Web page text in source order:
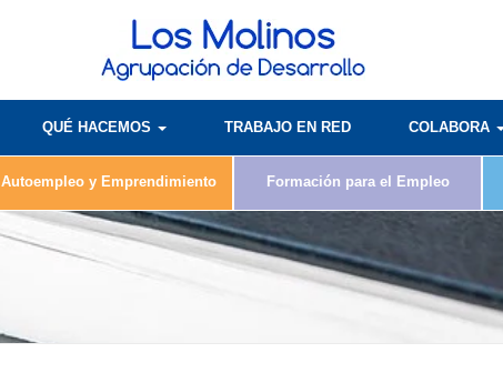
QUÉ HACEMOS TRABAJO EN RED COLABORA
Autoempleo y Emprendimiento Formación para el Empleo